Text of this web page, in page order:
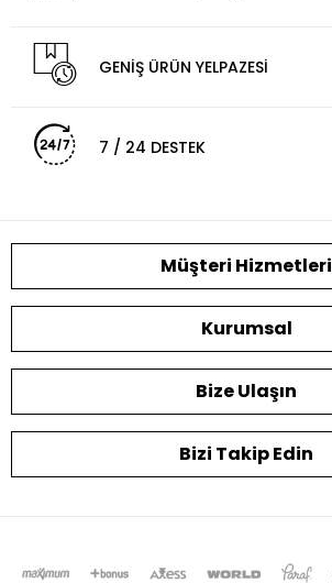
GENİŞ ÜRÜN YELPAZESİ
7 / 24 DESTEK
Müşteri Hizmetleri
Kurumsal
Bize Ulaşın
Bizi Takip Edin